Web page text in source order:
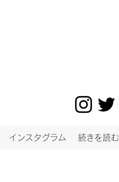
インスタグラム 続きを読む